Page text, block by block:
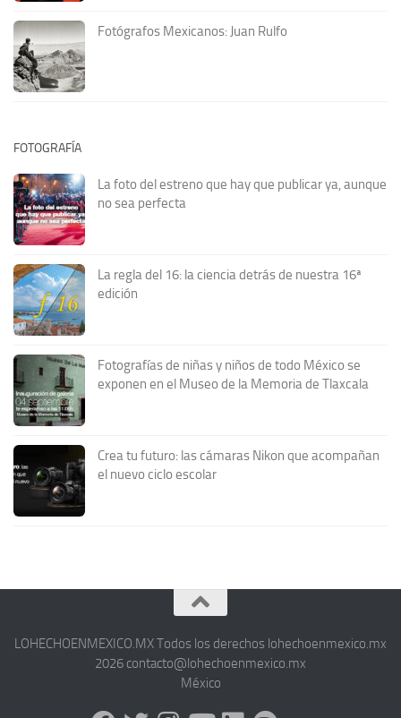
Fotógrafos Mexicanos: Juan Rulfo
FOTOGRAFÍA
La foto del estreno que hay que publicar ya, aunque
no sea perfecta
La regla del 16: la ciencia detrás de nuestra 16ª
edición
Fotografías de niñas y niños de todo México se
exponen en el Museo de la Memoria de Tlaxcala
Crea tu futuro: las cámaras Nikon que acompañan
el nuevo ciclo escolar
LOHECHOENMEXICO.MX Todos los derechos lohechoenmexico.mx
2026 contacto@lohechoenmexico.mx
México